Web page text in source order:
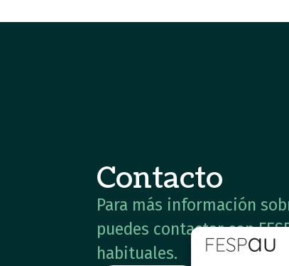
Contacto
Para más información
puedes contactar con
habituales.